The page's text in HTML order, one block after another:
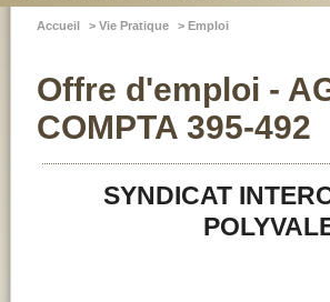
Accueil > Vie Pratique > Emploi
Offre d'emploi -
COMPTA 395-492
SYNDICAT